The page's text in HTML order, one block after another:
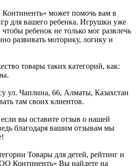
может помочь вам в
для вашего ребенка. Игрушки уже
чтобы ребенок не только мог развлечь
развивать моторику, логику и
товары таких категорий, как:
ул. Чаплина, 66, Алматы, Казахстан
там своих клиентов.
вы оставите отзыв о нашей
благодаря вашим отзывам мы
Товары для детей, рейтинг и
Континенть» Вы найдете на